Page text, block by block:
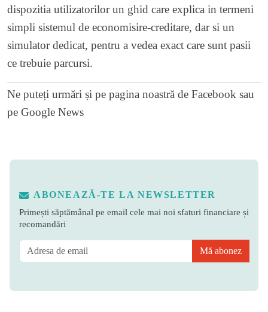
dispozitia utilizatorilor un ghid care explica in termeni
simpli sistemul de economisire-creditare, dar si un
simulator dedicat, pentru a vedea exact care sunt pasii
ce trebuie parcursi.
Ne puteți urmări și pe pagina noastră de Facebook sau
pe Google News
ABONEAZĂ-TE LA NEWSLETTER
Primești săptămânal pe email cele mai noi sfaturi financiare și
recomandări
Mă abonez